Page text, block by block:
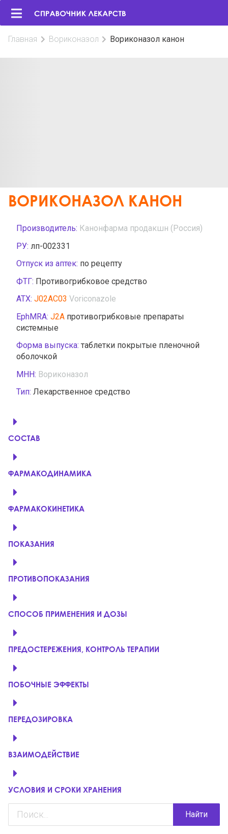
Главная Вориконазол Вориконазол канон
ВОРИКОНАЗОЛ КАНОН
Производитель: Канонфарма продакшн (Россия)
РУ: лп-002331
Отпуск из аптек: по рецепту
ФТГ: Противогрибковое средство
АТХ: J02AC03 Voriconazole
EphMRA: J2A противогрибковые препараты
системные
Форма выпуска: таблетки покрытые пленочной
оболочкой
МНН: Вориконазол
Тип: Лекарственное средство
СОСТАВ
ФАРМАКОДИНАМИКА
ФАРМАКОКИНЕТИКА
ПОКАЗАНИЯ
ПРОТИВОПОКАЗАНИЯ
СПОСОБ ПРИМЕНЕНИЯ И ДОЗЫ
ПРЕДОСТЕРЕЖЕНИЯ, КОНТРОЛЬ ТЕРАПИИ
ПОБОЧНЫЕ ЭФФЕКТЫ
ПЕРЕДОЗИРОВКА
ВЗАИМОДЕЙСТВИЕ
УСЛОВИЯ И СРОКИ ХРАНЕНИЯ
Найти